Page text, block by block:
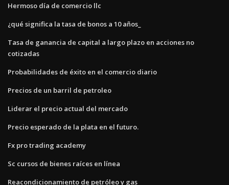
Hermoso día de comercio llc
¿qué significa la tasa de bonos a 10 años_
Tasa de ganancia de capital a largo plazo en acciones no
cotizadas
Probabilidades de éxito en el comercio diario
Precios de un barril de petroleo
Liderar el precio actual del mercado
Precio esperado de la plata en el futuro.
Fx pro trading academy
Sc cursos de bienes raíces en línea
Reacondicionamiento de petróleo y gas